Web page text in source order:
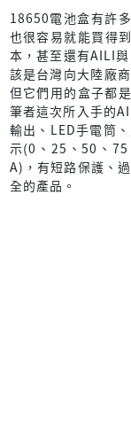
18650電池盒有許
也很容易就能買得
本，甚至還有AILI
該是台灣向大陸廠
但它們用的盒子都
筆者這次所入手的
輸出、LED手電筒
示(0、25、50、
A)，有短路保護、
全的產品。